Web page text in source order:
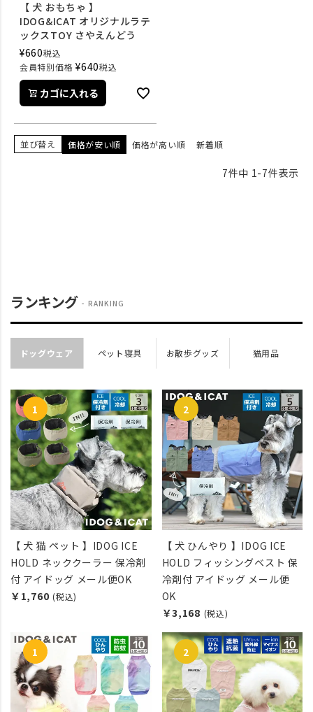
【 犬 おもちゃ 】
IDOG&ICAT オリジナルラテ
ックスTOY さやえんどう
¥660税込
会員特別価格 ¥640税込
カゴに入れる
並び替え 価格が安い順 価格が高い順 新着順
7件中 1-7件表示
ランキング RANKING
ドッグウェア ペット寝具 お散歩グッズ 猫用品
【 犬 猫 ペット 】IDOG ICE
HOLD ネッククーラー 保冷剤
付 アイドッグ メール便OK
￥1,760 (税込)
【 犬 ひんやり 】IDOG ICE
HOLD フィッシングベスト 保
冷剤付 アイドッグ メール便
OK
￥3,168 (税込)